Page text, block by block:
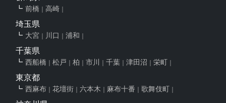
前橋 高崎
埼玉県
大宮 川口 浦和
千葉県
西船橋 松戸 柏 市川 千葉 津田沼 栄町
東京都
西麻布 花壇街 六本木 麻布十番 歌舞伎町